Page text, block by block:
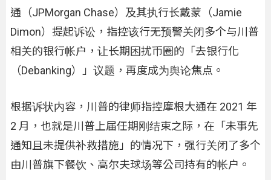
通（JPMorgan Chase）及其执行长戴蒙（Jamie
Dimon）提起诉讼，指控该行无预警关闭多个与川普
相关的银行帐户，让长期困扰币圈的「去银行化
（Debanking）」议题，再度成为舆论焦点。
根据诉状内容，川普的律师指控摩根大通在 2021 年
2 月，也就是川普上届任期刚结束之际，在「未事先
通知且未提供补救措施」的情况下，强行关闭了多个
由川普旗下餐饮、高尔夫球场等公司持有的帐户。